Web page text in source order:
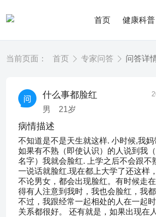
首页 健康科普
当前页面： 首页 专家问答 问答详
什么事都脸红
男 21岁
病情描述
不知道是不是天生就这样. 小时候,我
如果有不熟（即使认识）的人说到我
名字）我就会脸红. 上学之后不会跟不
一说话就脸红.现在都上大学了还这样
不论男女，都会出现脸红。有时候走
得有人注意到我时，我也会脸红，我都
不过，我跟经常一起相处的人在一起时
关系都很好。 还有就是，如果出现在